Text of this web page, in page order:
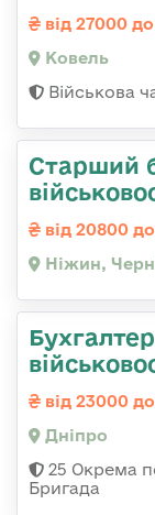
від 27000
Ковель
Військова
Старший
від 20800
Ніжин,
від 23000
Дніпро
25 Окрема
Бригада